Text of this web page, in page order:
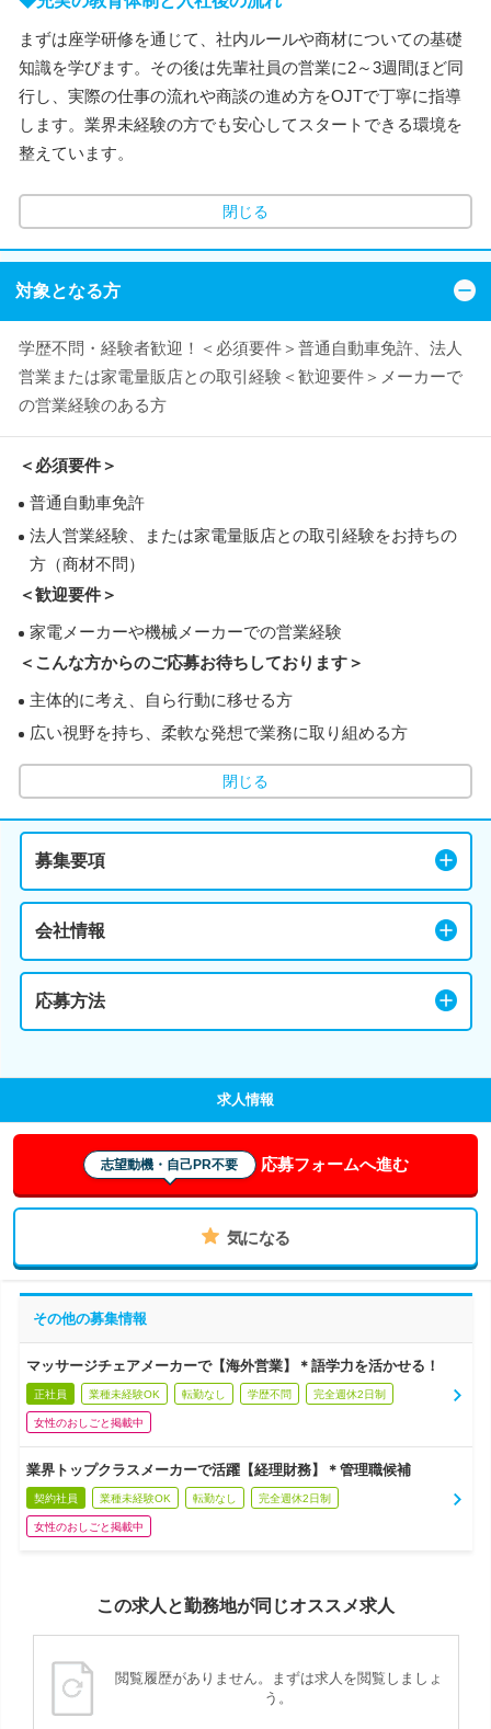
まずは座学研修を通じて、社内ルールや商材についての基礎
知識を学びます。その後は先輩社員の営業に2～3週間ほど同
行し、実際の仕事の流れや商談の進め方をOJTで丁寧に指導
します。業界未経験の方でも安心してスタートできる環境を
整えています。
閉じる
対象となる方
学歴不問・経験者歓迎！＜必須要件＞普通自動車免許、法人
営業または家電量販店との取引経験＜歓迎要件＞メーカーで
の営業経験のある方
＜必須要件＞
普通自動車免許
法人営業経験、または家電量販店との取引経験をお持ちの
方（商材不問）
＜歓迎要件＞
家電メーカーや機械メーカーでの営業経験
＜こんな方からのご応募お待ちしております＞
主体的に考え、自ら行動に移せる方
広い視野を持ち、柔軟な発想で業務に取り組める方
閉じる
募集要項
会社情報
応募方法
求人情報
志望動機・自己PR不要 応募フォームへ進む
気になる
その他の募集情報
マッサージチェアメーカーで【海外営業】＊語学力を活かせる！
正社員 業種未経験OK 転勤なし 学歴不問 完全週休2日制
女性のおしごと掲載中
業界トップクラスメーカーで活躍【経理財務】＊管理職候補
契約社員 業種未経験OK 転勤なし 完全週休2日制
女性のおしごと掲載中
この求人と勤務地が同じオススメ求人
閲覧履歴がありません。まずは求人を閲覧しましょ
う。